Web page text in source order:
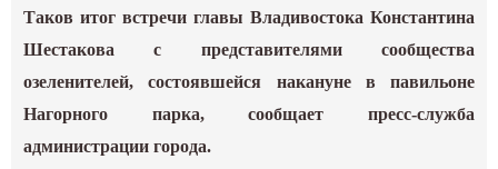
Таков итог встречи главы Владивостока Константина
Шестакова с представителями сообщества
озеленителей, состоявшейся накануне в павильоне
Нагорного парка, сообщает пресс-служба
администрации города.